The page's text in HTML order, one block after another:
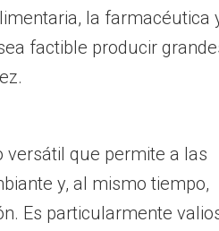
la farmacéutica
factible producir
versátil que permite a las
y, al mismo tiempo,
Es particularmente